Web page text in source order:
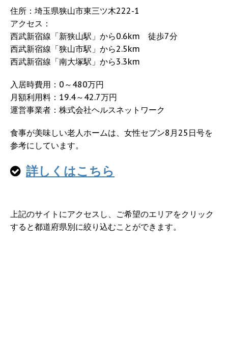
住所：埼玉県狭山市東三ツ木222-1
アクセス：
西武新宿線「新狭山駅」から0.6km 徒歩7分
西武新宿線「狭山市駅」から2.5km
西武新宿線「南大塚駅」から3.3km
入居時費用：0～480万円
月額利用料：19.4～42.7万円
運営事業者：株式会社ヘルスネットワーク
食事が美味しい老人ホームは、女性セブン8月25日号を
参考にしています。
詳しくはこちら
上記のサイトにアクセスし、ご希望のエリアをクリック
すると都道府県別に絞り込むことができます。